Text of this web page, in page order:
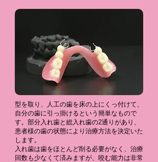
型を取り、人工の歯を床の上にくっ付けて、
自分の歯に引っ掛けるという簡単なもので
す。部分入れ歯と総入れ歯の2通りがあり、
患者様の歯の状態により治療方法を決定いた
します。
入れ歯は歯をほとんど削る必要がなく、治療
回数も少なくて済みますが、咬む能力は非常